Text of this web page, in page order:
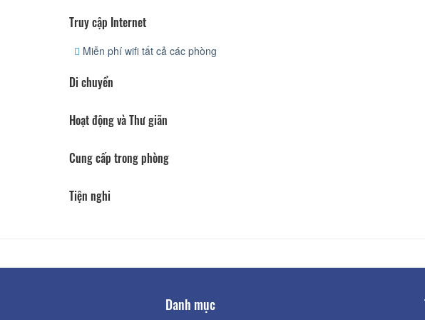
Truy cập Internet
Miễn phí wifi tất cả các phòng
Di chuyển
Hoạt động và Thư giãn
Cung cấp trong phòng
Tiện nghi
Danh mục